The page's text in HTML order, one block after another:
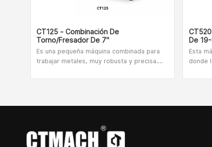
CT125 - Combinación De
Torno/fresador De 7"
Es una pequeña máquina combinada para
trabajar metales, muy robusta y precisa.
ideal tanto para roscar como para fresar. El
contrapuntos con junta fija tipo cónica,
todos los engranajes útiles para realizar
De
Esta
donde